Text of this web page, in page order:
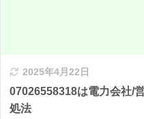
2025年4月22日
07026558318は電力会社/
処法